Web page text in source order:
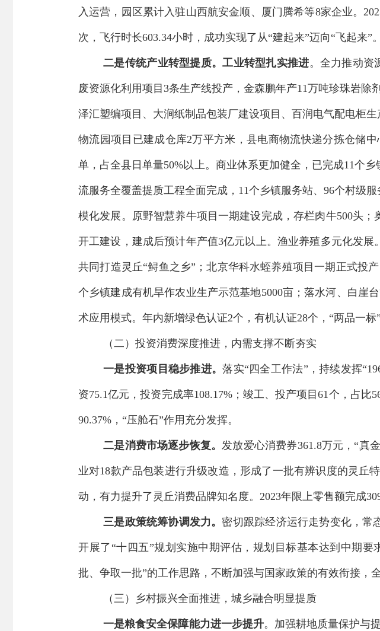
入运营 ， 园区累计入驻山西航安金顺、厦门腾希等8家企业。
次，飞行时长603.34小时，成功实现了从“建起来”迈向 “ 飞起来”。
二是传统产业转型提质。工业转型扎实推进。全力推动资
废资源化利用项目3条生产线投产，金森鹏年产11万吨珍珠岩除
泽汇塑编项目、大涧纸制品包装厂建设项目、百润电气配电柜生
物流园项目已建成仓库2万平方米 ，县电商物流快递分拣仓储
单，占全县日单量50%以上。商业体系更加健全，已完成11个乡
流服务全覆盖提质工程全面完成， 11个乡镇服务站、 96个村级服
模化发展。原野智慧养牛项目一期建设完成，存栏肉牛500头；
开工建设，建成后预计年产值3亿元以上。渔业养殖多元化发展
共同打造灵丘“鲟鱼之乡” ；北京华科水蛭养殖项目一期正式投
个乡镇建成有机旱作农业生产示范基地5000亩；落水河、白崖
术应用模式。 年内新增绿色认证2个，有机认证28个， “两品一标”
（二）投资消费深度推进， 内需支撑不断夯实
一是投资项目稳步推进。落实“四全工作法”，持续发挥“
资75.1亿元，投资完成率108.17%； 竣工、投产项目61个 ， 占比
90.37% ， “压舱石”作用充分发挥。
二是消费市场逐步恢复。发放爱心消费券361.8万元， “真
业对18款产品包装进行升级改造 ，形成了一批有辨识度的灵丘
动， 有力提升了灵丘消费品牌知名度。 2023年限上零售额完成
三是政策统筹协调发力。 密切跟踪经济运行走势变化，常
开展了 “十四五”规划实施中期评估，规划 目标基本达到中期要
批、争取一批”的工作思路，不断加强与国家政策的有效衔接 ，
（三）乡村振兴全面推进，城乡融合明显提质
一是粮食安全保障能力进一步提升。加强耕地质量保护与提